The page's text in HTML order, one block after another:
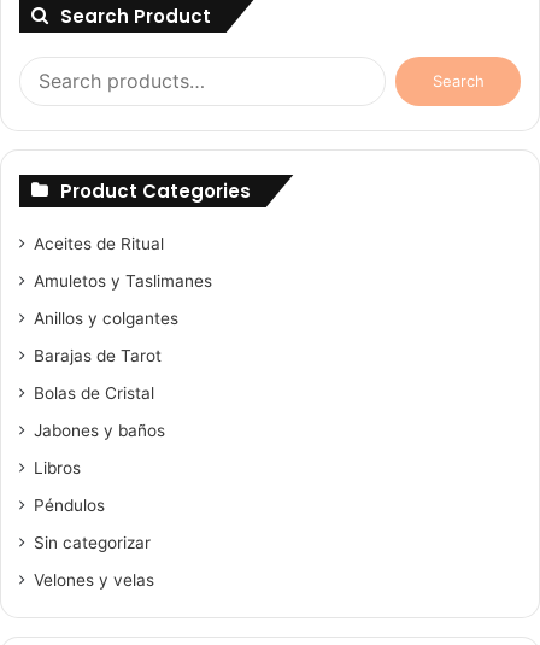
Search Product
Search
for:
Search
Product Categories
Aceites de Ritual
Amuletos y Taslimanes
Anillos y colgantes
Barajas de Tarot
Bolas de Cristal
Jabones y baños
Libros
Péndulos
Sin categorizar
Velones y velas